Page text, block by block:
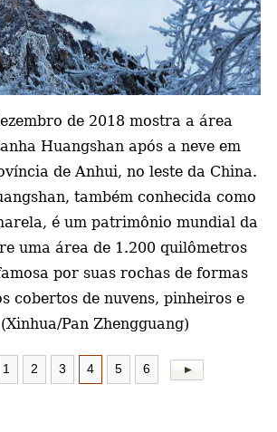
de 2018 mostra a área
Huangshan após a neve em
de Anhui, no leste da China.
também conhecida como
é um patrimônio mundial da
uma área de 1.200 quilômetros
por suas rochas de formas
cobertos de nuvens, pinheiros e
Pan Zhengguang)
1 2 3 4 5 6